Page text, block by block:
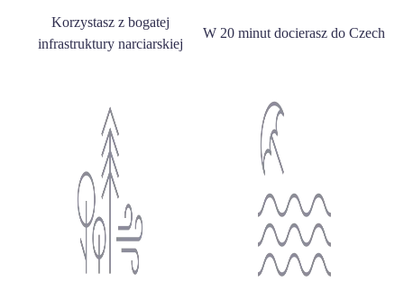
Korzystasz z bogatej
infrastruktury narciarskiej
W 20 minut docierasz do Czech